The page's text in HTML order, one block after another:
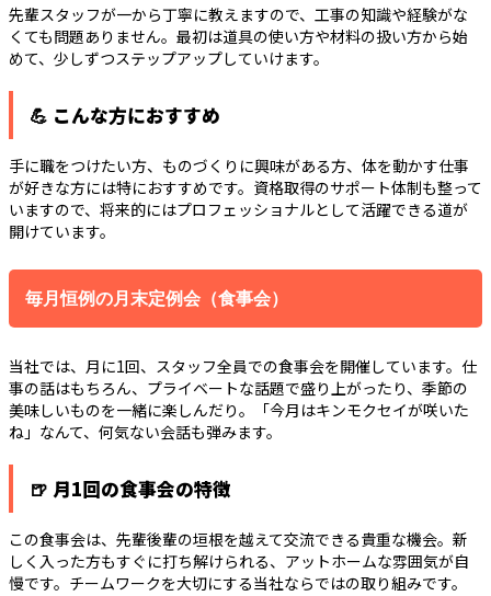
先輩スタッフが一から丁寧に教えますので、工事の知識や経験がな
くても問題ありません。最初は道具の使い方や材料の扱い方から始
めて、少しずつステップアップしていけます。
💪 こんな方におすすめ
手に職をつけたい方、ものづくりに興味がある方、体を動かす仕事
が好きな方には特におすすめです。資格取得のサポート体制も整って
いますので、将来的にはプロフェッショナルとして活躍できる道が
開けています。
毎月恒例の月末定例会（食事会）
当社では、月に1回、スタッフ全員での食事会を開催しています。仕
事の話はもちろん、プライベートな話題で盛り上がったり、季節の
美味しいものを一緒に楽しんだり。「今月はキンモクセイが咲いた
ね」なんて、何気ない会話も弾みます。
🍺 月1回の食事会の特徴
この食事会は、先輩後輩の垣根を越えて交流できる貴重な機会。新
しく入った方もすぐに打ち解けられる、アットホームな雰囲気が自
慢です。チームワークを大切にする当社ならではの取り組みです。